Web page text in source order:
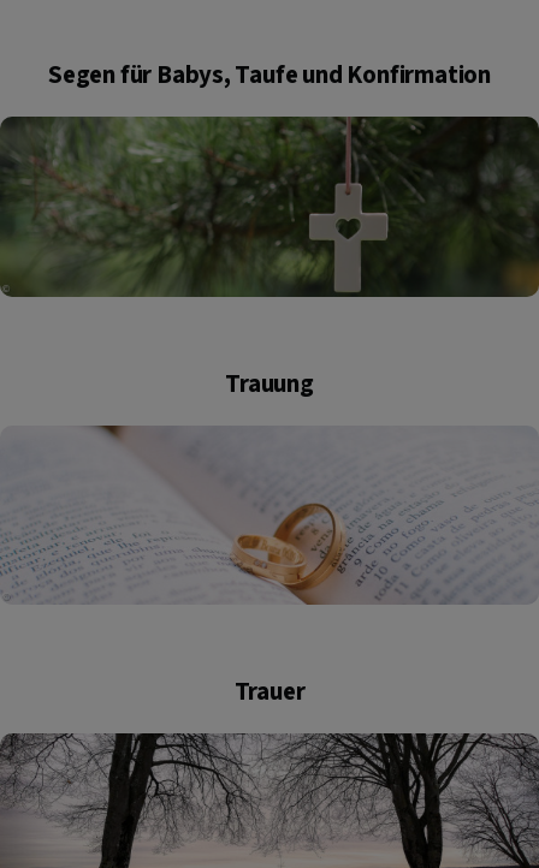
Segen für Babys, Taufe und Konfirmation
Trauung
Trauer